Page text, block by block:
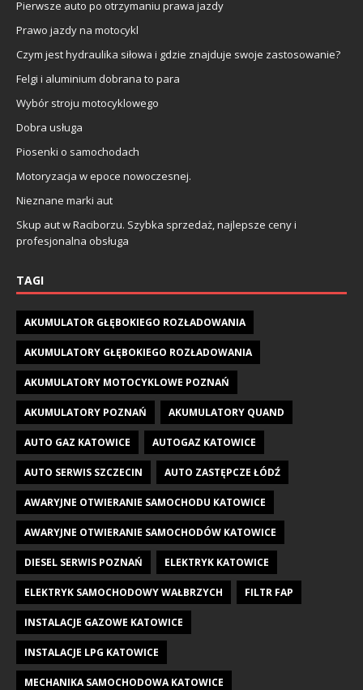
Pierwsze auto po otrzymaniu prawa jazdy
Prawo jazdy na motocykl
Czym jest hydraulika siłowa i gdzie znajduje swoje zastosowanie?
Felgi i aluminium dobrana to para
Wybór stroju motocyklowego
Dobra usługa
Piosenki o samochodach
Motoryzacja w epoce nowoczesnej.
Nieznane marki aut
Skup aut w Raciborzu. Szybka sprzedaż, najlepsze ceny i
profesjonalna obsługa
TAGI
AKUMULATOR GŁĘBOKIEGO ROZŁADOWANIA
AKUMULATORY GŁĘBOKIEGO ROZŁADOWANIA
AKUMULATORY MOTOCYKLOWE POZNAŃ
AKUMULATORY POZNAŃ AKUMULATORY QUAND
AUTO GAZ KATOWICE AUTOGAZ KATOWICE
AUTO SERWIS SZCZECIN AUTO ZASTĘPCZE ŁÓDŹ
AWARYJNE OTWIERANIE SAMOCHODU KATOWICE
AWARYJNE OTWIERANIE SAMOCHODÓW KATOWICE
DIESEL SERWIS POZNAŃ ELEKTRYK KATOWICE
ELEKTRYK SAMOCHODOWY WAŁBRZYCH FILTR FAP
INSTALACJE GAZOWE KATOWICE
INSTALACJE LPG KATOWICE
MECHANIKA SAMOCHODOWA KATOWICE